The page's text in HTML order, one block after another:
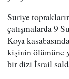
Suriye
çatışmalarda 9
Koya
kişinin ölümüne
bir dizi İsrail